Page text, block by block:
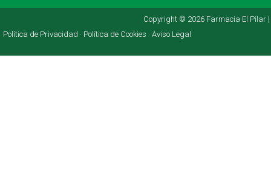
Copyright © 2026 Farmacia El Pilar |
Política de Privacidad · Política de Cookies · Aviso Legal